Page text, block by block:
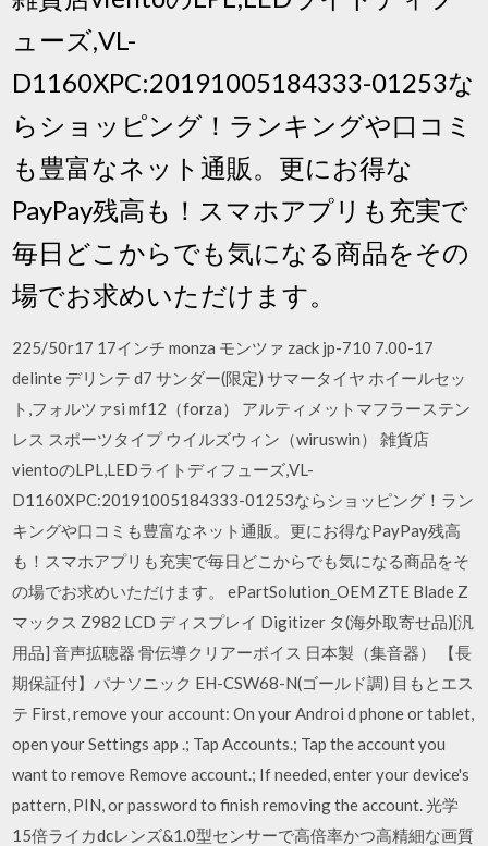
ューズ,VL-
D1160XPC:20191005184333-01253な
らショッピング！ランキングや口コミ
も豊富なネット通販。更にお得な
PayPay残高も！スマホアプリも充実で
毎日どこからでも気になる商品をその
場でお求めいただけます。
225/50r17 17インチ monza モンツァ zack jp-710 7.00-17
delinte デリンテ d7 サンダー(限定) サマータイヤ ホイールセッ
ト,フォルツァsi mf12（forza） アルティメットマフラーステン
レス スポーツタイプ ウイルズウィン（wiruswin） 雑貨店
vientoのLPL,LEDライトディフューズ,VL-
D1160XPC:20191005184333-01253ならショッピング！ラン
キングや口コミも豊富なネット通販。更にお得なPayPay残高
も！スマホアプリも充実で毎日どこからでも気になる商品をそ
の場でお求めいただけます。 ePartSolution_OEM ZTE Blade Z
マックス Z982 LCD ディスプレイ Digitizer タ(海外取寄せ品)[汎
用品] 音声拡聴器 骨伝導クリアーボイス 日本製（集音器） 【長
期保証付】パナソニック EH-CSW68-N(ゴールド調) 目もとエス
テ First, remove your account: On your Androi d phone or tablet,
open your Settings app .; Tap Accounts.; Tap the account you
want to remove Remove account.; If needed, enter your device's
pattern, PIN, or password to finish removing the account. 光学
15倍ライカdcレンズ&1.0型センサーで高倍率かつ高精細な画質